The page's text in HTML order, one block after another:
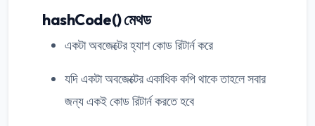
hashCode() মেথড
একটা অবজেক্টের হ্যাশ কোড রিটার্ন করে
যদি একটা অবজেক্টের একাধিক কপি থাকে তাহলে সবার
জন্য একই কোড রিটার্ন করতে হবে